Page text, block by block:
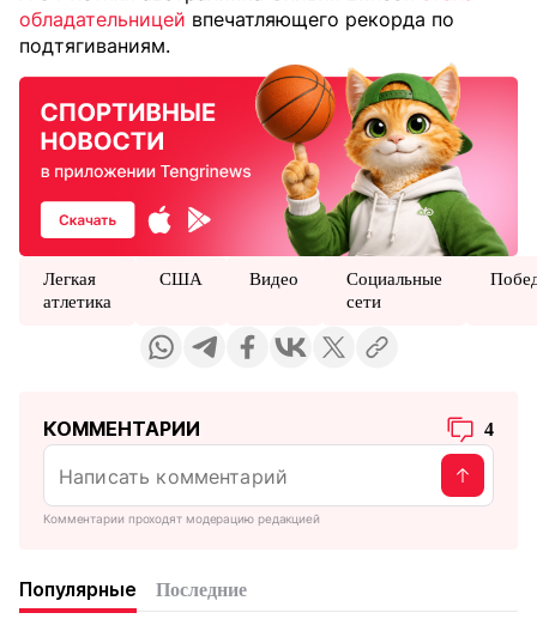
обладательницей впечатляющего рекорда по
подтягиваниям.
Легкая
атлетика
США Видео
Социальные
сети
КОММЕНТАРИИ 4
Комментарии проходят модерацию редакцией
Популярные Последние